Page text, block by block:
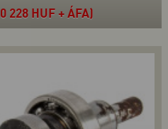
228 HUF + ÁFA)